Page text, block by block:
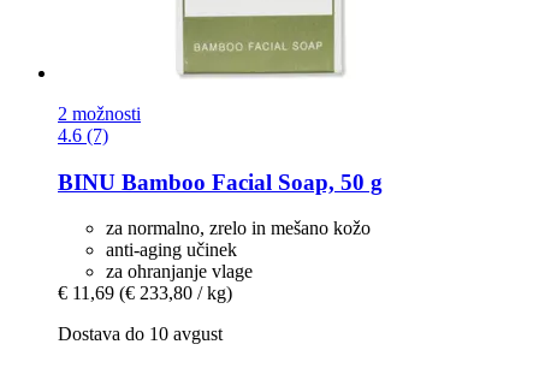
2 možnosti
4.6 (7)
BINU Bamboo Facial Soap, 50 g
za normalno, zrelo in mešano kožo
anti-aging učinek
za ohranjanje vlage
€ 11,69 (€ 233,80 / kg)
Dostava do 10 avgust